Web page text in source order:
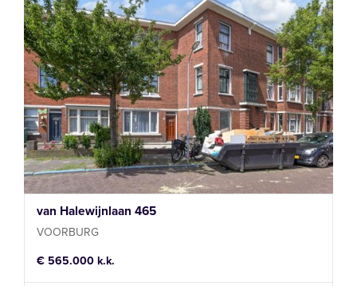
van Halewijnlaan 465
VOORBURG
€ 565.000 k.k.